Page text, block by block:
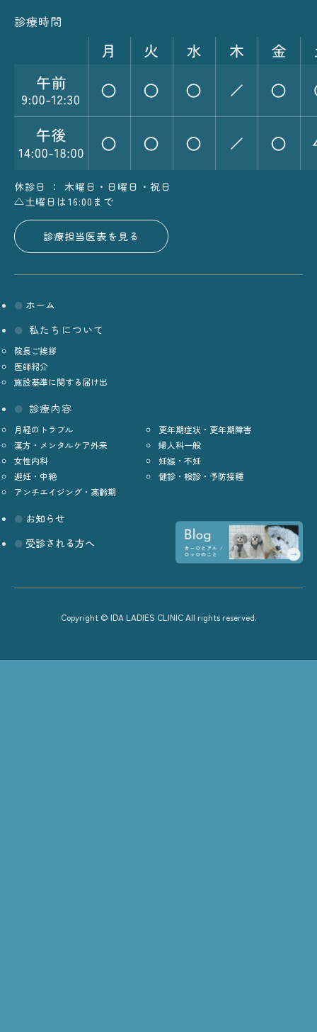
診療時間
休診日 ： 木曜日・日曜日・祝日
△土曜日は16:00まで
診療担当医表を見る
ホーム
私たちについて
院長ご挨拶
医師紹介
施設基準に関する届け出
診療内容
月経のトラブル
更年期症状・更年期障害
漢方・メンタルケア外来
婦人科一般
女性内科
妊娠・不妊
避妊・中絶
健診・検診・予防接種
アンチエイジング・高齢期
お知らせ
受診される方へ
Copyright © IDA LADIES CLINIC All rights reserved.